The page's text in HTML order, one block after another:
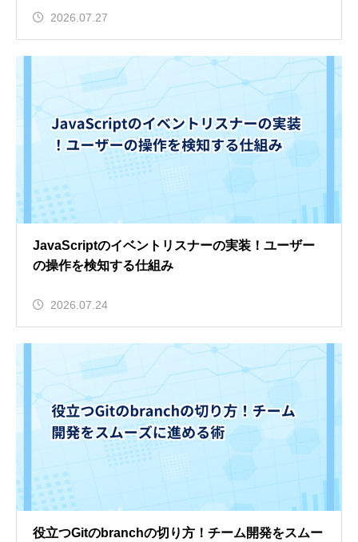
2026.07.27
JavaScriptのイベントリスナーの実装！ユーザー
の操作を検知する仕組み
2026.07.24
役立つGitのbranchの切り方！チーム開発をスムー